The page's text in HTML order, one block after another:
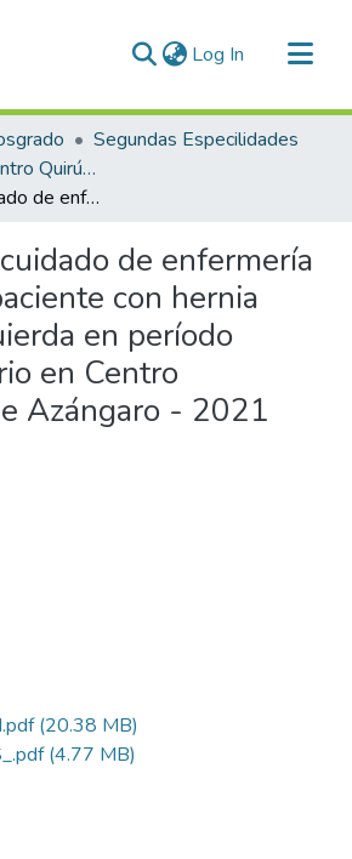
Log In (current)
Segundas Especilidades
Enfermería en Centro Quirúrgico
Proceso del cuidado de enfermería aplicado al paciente con hernia inguinal izquierda en período intraoperatorio en Centro Quirúrgico de Azángaro - 2021
de enfermería
con hernia
en período
en Centro
Azángaro - 2021
(20.38 MB)
(4.77 MB)